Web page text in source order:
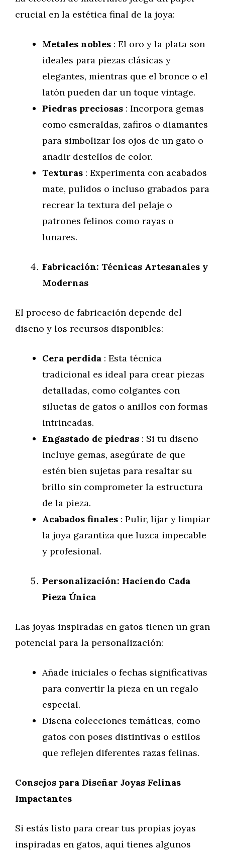
crucial en la estética final de la joya:
Metales nobles : El oro y la plata son
ideales para piezas clásicas y
elegantes, mientras que el bronce o el
latón pueden dar un toque vintage.
Piedras preciosas : Incorpora gemas
como esmeraldas, zafiros o diamantes
para simbolizar los ojos de un gato o
añadir destellos de color.
Texturas : Experimenta con acabados
mate, pulidos o incluso grabados para
recrear la textura del pelaje o
patrones felinos como rayas o
lunares.
Fabricación: Técnicas Artesanales y
Modernas
El proceso de fabricación depende del
diseño y los recursos disponibles:
Cera perdida : Esta técnica
tradicional es ideal para crear piezas
detalladas, como colgantes con
siluetas de gatos o anillos con formas
intrincadas.
Engastado de piedras : Si tu diseño
incluye gemas, asegúrate de que
estén bien sujetas para resaltar su
brillo sin comprometer la estructura
de la pieza.
Acabados finales : Pulir, lijar y limpiar
la joya garantiza que luzca impecable
y profesional.
Personalización: Haciendo Cada
Pieza Única
Las joyas inspiradas en gatos tienen un gran
potencial para la personalización:
Añade iniciales o fechas significativas
para convertir la pieza en un regalo
especial.
Diseña colecciones temáticas, como
gatos con poses distintivas o estilos
que reflejen diferentes razas felinas.
Consejos para Diseñar Joyas Felinas
Impactantes
Si estás listo para crear tus propias joyas
inspiradas en gatos, aquí tienes algunos